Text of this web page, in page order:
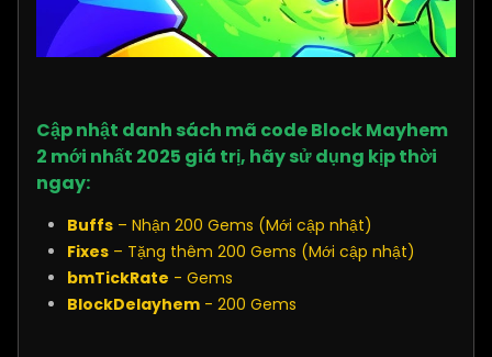
Cập nhật danh sách mã code Block Mayhem
2 mới nhất 2025 giá trị, hãy sử dụng kịp thời
ngay:
Buffs – Nhận 200 Gems (Mới cập nhật)
Fixes – Tặng thêm 200 Gems (Mới cập nhật)
bmTickRate - Gems
BlockDelayhem - 200 Gems